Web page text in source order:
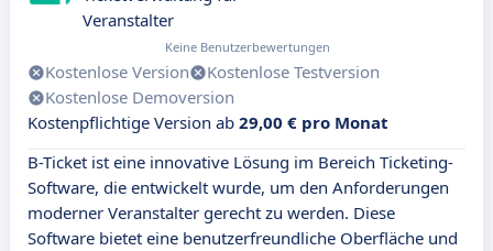
Veranstalter
Keine Benutzerbewertungen
Kostenlose Version
Kostenlose Testversion
Kostenlose Demoversion
Kostenpflichtige Version ab 29,00 € pro Monat
B-Ticket ist eine innovative Lösung im Bereich Ticketing-
Software, die entwickelt wurde, um den Anforderungen
moderner Veranstalter gerecht zu werden. Diese
Software bietet eine benutzerfreundliche Oberfläche und